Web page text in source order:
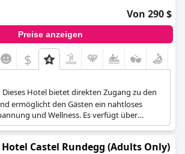
Von 290 $
Preise anzeigen
$
Dieses Hotel bietet direkten Zugang zu den
ermöglicht den Gästen ein nahtloses
und Wellness. Es verfügt über
Spa-Dienstleistungen und eine
es ideal für diejenigen macht, die Komfort
suchen.
Hotel Castel Rundegg (Adults Only)